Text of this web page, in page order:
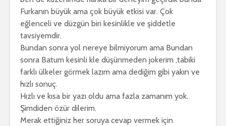
Furkanın büyük ama çok büyük etkisi var. Çok
eğlenceli ve düzgün biri kesinlikle ve şiddetle
tavsiyemdir.
Bundan sonra yol nereye bilmiyorum ama Bundan
sonra Batum kesinli kle düşünmeden jokerim ,tabiki
farklı ülkeler görmek lazım ama dediğim gibi yakın ve
hızlı sonuç.
Hızlı ve kısa bir yazı oldu ama fazla zamanım yok.
Şimdiden özür dilerim.
Merak ettiğiniz her soruya cevap vermek için